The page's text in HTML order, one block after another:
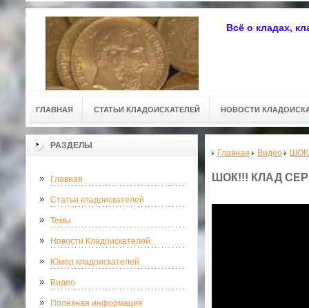
Всё о кладах,
ГЛАВНАЯ СТАТЬИ КЛАДОИСКАТЕЛЕЙ НОВОСТИ
РАЗДЕЛЫ
Главная
Статьи кладоискателей
Темы
Новости Кладоискателей
Юмор кладоискателей
Видео
Полезная информация
Главная Видео
ШОК!!! КЛАД